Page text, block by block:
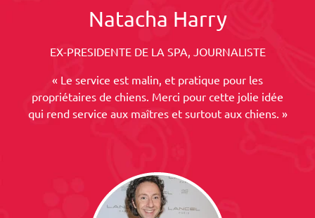
Natacha Harry
EX-PRESIDENTE DE LA SPA, JOURNALISTE
« Le service est malin, et pratique pour les
propriétaires de chiens. Merci pour cette jolie idée
qui rend service aux maîtres et surtout aux chiens. »